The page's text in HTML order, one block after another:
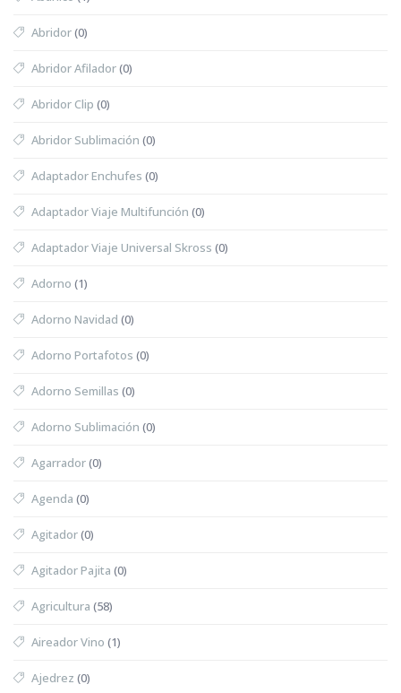
Abridor(0)
Abridor Afilador(0)
Abridor Clip (0)
Abridor Sublimación (0)
Adaptador Enchufes (0)
Adaptador Viaje Multifunción (0)
Adaptador Viaje Universal Skross (0)
Adorno (1)
Adorno Navidad (0)
Adorno Portafotos (0)
Adorno Semillas (0)
Adorno Sublimación (0)
Agarrador(0)
Agenda (0)
Agitador(0)
Agitador Pajita (0)
Agricultura (58)
Aireador Vino (1)
Ajedrez (0)